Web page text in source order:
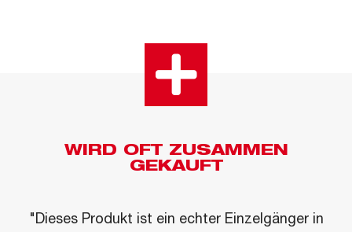
WIRD OFT ZUSAMMEN
GEKAUFT
"Dieses Produkt ist ein echter Einzelgänger in